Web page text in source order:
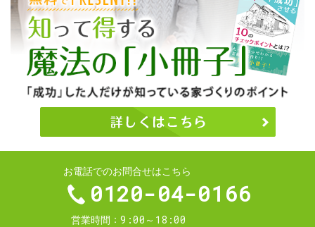
お電話でのお問合せはこちら
0120-04-0166
営業時間 9:00～18:00